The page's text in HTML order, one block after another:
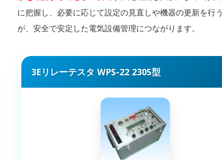
に把握し、必要に応じて設定の見直しや機器の更新を行
が、安全で安定した電気設備管理につながります。
3Eリレーテスタ WPS-22 2305型